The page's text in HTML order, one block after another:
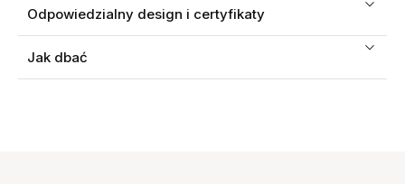
Odpowiedzialny design i certyfikaty
Jak dbać